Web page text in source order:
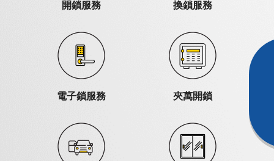
開鎖服務 換鎖服務
電子鎖服務 夾萬開鎖